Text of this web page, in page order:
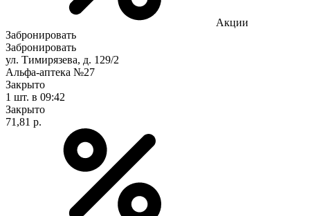
Акции
Забронировать
Забронировать
ул. Тимирязева, д. 129/2
Альфа-аптека №27
Закрыто
1 шт. в 09:42
Закрыто
71,81 р.